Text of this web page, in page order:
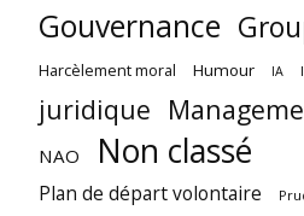
Gouvernance
Harcèlement moral Humour IA
juridique
NAO Non classé
Plan de départ volontaire